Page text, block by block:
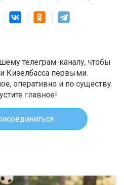
телеграм-каналу, чтобы
Кизелбасса первыми.
оперативно и по существу.
главное!